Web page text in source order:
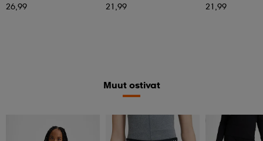
26,99 21,99 21,99
Muut ostivat
Member